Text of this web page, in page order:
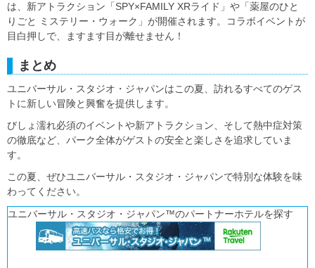
は、新アトラクション「SPY×FAMILY XRライド」や「薬屋のひと
りごと ミステリー・ウォーク」が開催されます。コラボイベントが
目白押しで、ますます目が離せません！
まとめ
ユニバーサル・スタジオ・ジャパンはこの夏、訪れるすべてのゲス
トに新しい冒険と興奮を提供します。
びしょ濡れ必須のイベントや新アトラクション、そして熱中症対策
の徹底など、パーク全体がゲストの安全と楽しさを追求していま
す。
この夏、ぜひユニバーサル・スタジオ・ジャパンで特別な体験を味
わってください。
ユニバーサル・スタジオ・ジャパン™のパートナーホテルを探す